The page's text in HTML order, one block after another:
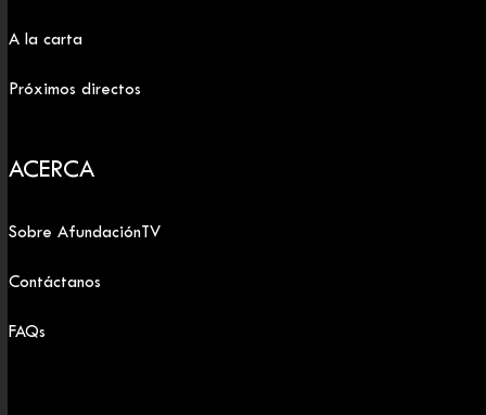
A la carta
Próximos directos
ACERCA
Sobre AfundaciónTV
Contáctanos
FAQs